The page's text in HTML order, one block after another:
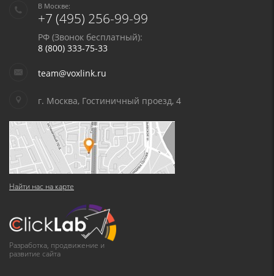
В Москве:
+7 (495) 256-99-99
РФ (Звонок бесплатный):
8 (800) 333-75-33
team@voxlink.ru
г. Москва, Гостиничный проезд, 4
Найти нас на карте
Разработка, продвижение и
развитие сайта